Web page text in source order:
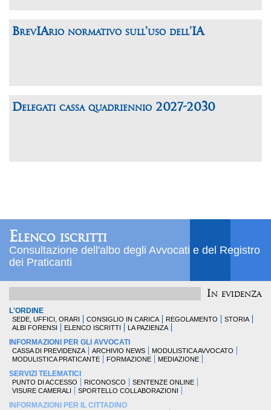
BrevIArio normativo sull'uso dell'IA
Delegati cassa quadriennio 2027-2030
Elenco iscritti
Consultazione dell'albo degli Avvocati e del Registro
dei Praticanti
In evidenza
L'ORDINE
SEDE, UFFICI, ORARI CONSIGLIO IN CARICA REGOLAMENTO
STORIA
ALBI FORENSI
ELENCO ISCRITTI LA PAZIENZA
INFORMAZIONI PER GLI AVVOCATI
CASSA DI PREVIDENZA ARCHIVIO NEWS
MODULISTICA AVVOCATO
MODULISTICA PRATICANTE
FORMAZIONE MEDIAZIONE
SERVIZI TELEMATICI
PUNTO DI ACCESSO RICONOSCO
SENTENZE ONLINE
VISURE CAMERALI
SPORTELLO COLLABORAZIONI
INFORMAZIONI PER IL CITTADINO